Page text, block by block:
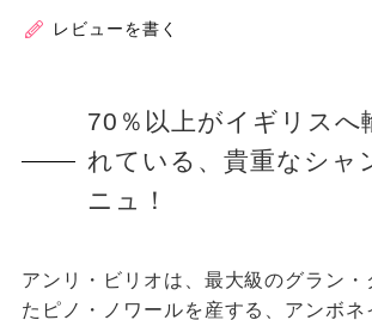
レビューを書く
70％以上がイギリスへ
れている、貴重なシャ
ニュ！
アンリ・ビリオは、最大級のグラン・
たピノ・ノワールを産する、アンボネ